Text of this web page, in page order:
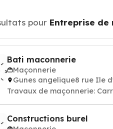
pour Entreprise de
Bati maconnerie
Maçonnerie
Gunes angelique8 rue Ile
Travaux de maçonnerie:
Constructions burel